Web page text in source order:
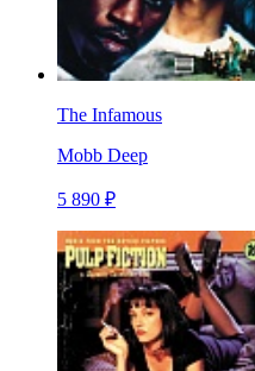
The Infamous
Mobb Deep
5 890 ₽